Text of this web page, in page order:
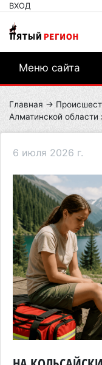
ВХОД
Меню сайта
Главная →
Алматинской
6 июля 2026 г.